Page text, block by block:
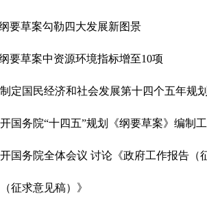
要草案勾勒四大发展新图景
要草案中资源环境指标增至10项
定国民经济和社会发展第十四个五年规
国务院“十四五”规划《纲要草案》编制
国务院全体会议 讨论《政府工作报告
征求意见稿）》